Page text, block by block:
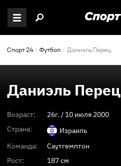
Спорт 24 Футбол Даниэль Перец
Даниэль Перец
Возраст: 26г. / 10 июля 2000
Страна:
Израиль
Команда:
Саутгемптон
Рост:
187 см